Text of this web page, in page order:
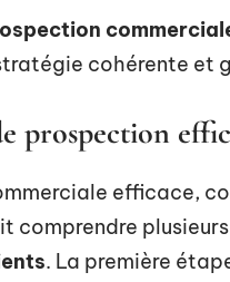
cohérente et
prospection
efficace,
comprendre plusieurs
. La première